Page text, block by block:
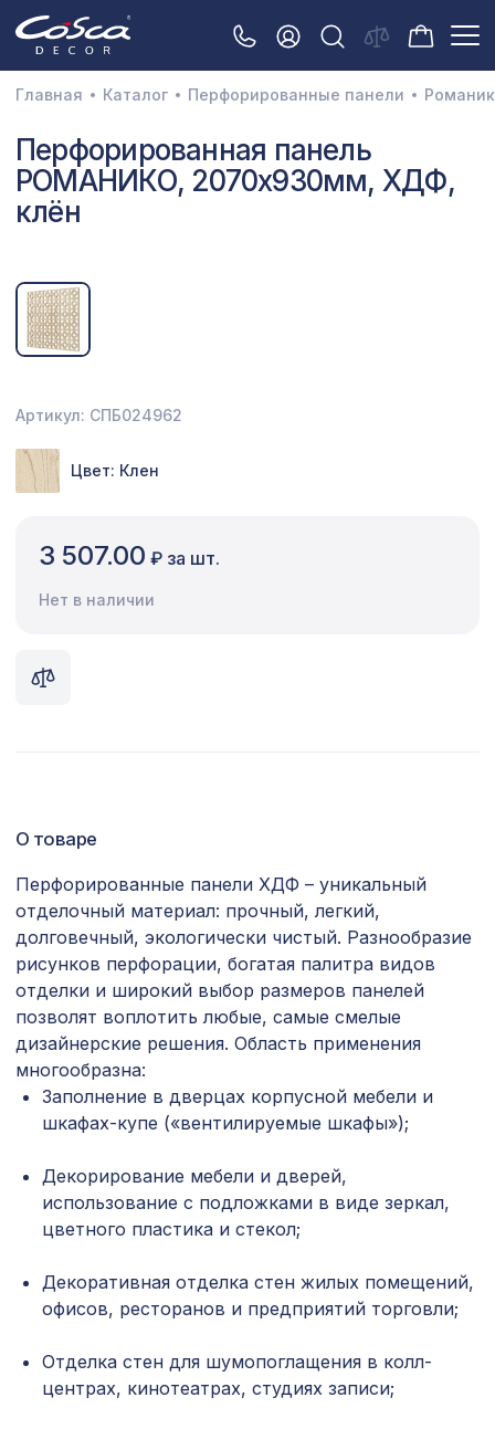
3D орнамент
Акустические панели
Декоративные балки и брус
Межкомнатные арки
Натуральные покрытия
Плинтусы
Распродажа
Экраны для радиаторов
Натуральные обои Cosca Traditional
Prints L5021, 0,91 x 6,2 м
Арт.L5033, обои,5,5x0,91 м/12 1600 ₽
Плинтус PP03, Белый ПВХ,
100x16x2400 мм, МДФ
1018 ₽
Перфорированная панель ДЕДАЛО,
2070х930мм, ХДФ, венге
Перфорированная панель ГОТИКА,
Натуральные обои Cosca Сантьяго,
Перфорированная панель КВАДРО
11-45, 2070х930мм, ХДФ, без
1568 ₽
Перфорированная панель ДЕДАЛО,
Главная Каталог Перфорированные панели
Перфорированная панель
РОМАНИКО, 2070х930мм, ХДФ,
клён
Артикул: СПБ024962
Цвет: Клен
3 507.00 ₽ за шт.
Нет в наличии
О товаре
Перфорированные панели ХДФ – уникальный
отделочный материал: прочный, легкий,
долговечный, экологически чистый. Разнообразие
рисунков перфорации, богатая палитра видов
отделки и широкий выбор размеров панелей
позволят воплотить любые, самые смелые
дизайнерские решения. Область применения
многообразна:
Заполнение в дверцах корпусной мебели и
шкафах-купе («вентилируемые шкафы»);
Декорирование мебели и дверей,
использование с подложками в виде зеркал,
цветного пластика и стекол;
Декоративная отделка стен жилых помещений,
офисов, ресторанов и предприятий торговли;
Отделка стен для шумопоглащения в колл-
центрах, кинотеатрах, студиях записи;